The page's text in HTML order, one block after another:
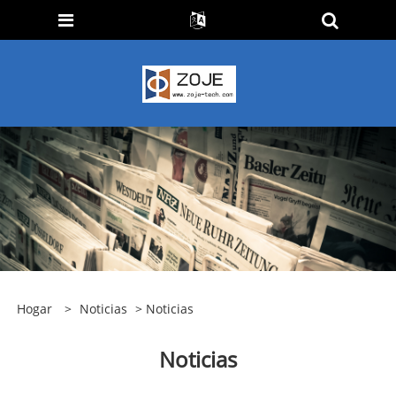
Hogar > Noticias > Noticias
Noticias